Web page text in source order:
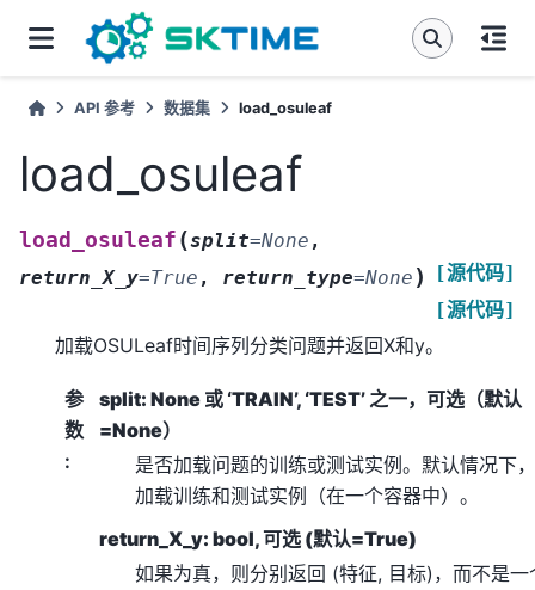
API 参考 数据集 load_osuleaf
load_osuleaf
load_osuleaf (split=None ,
return_X_y=True , return_type=None )
[源代码]
[源代码]
加载OSULeaf时间序列分类问题并返回X和y。
参
数
:
split: None 或 ‘TRAIN’, ‘TEST’ 之一，可选（默认
=None）
是否加载问题的训练或测试实例。默认情况下
加载训练和测试实例（在一个容器中）。
return_X_y: bool, 可选 (默认=True)
如果为真，则分别返回 (特征, 目标)，而不是一